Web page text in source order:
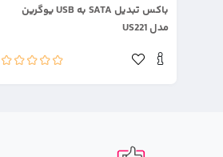
باکس تبدیل SATA به USB یوگرین
مدل US221